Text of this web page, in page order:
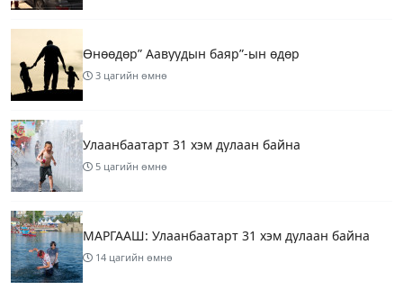
Өнөөдөр” Аавуудын баяр”-ын өдөр
3 цагийн өмнө
Улаанбаатарт 31 хэм дулаан байна
5 цагийн өмнө
МАРГААШ: Улаанбаатарт 31 хэм дулаан байна
14 цагийн өмнө